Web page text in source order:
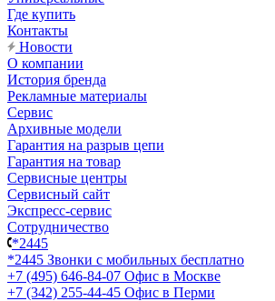
Где купить
Контакты
Новости
О компании
История бренда
Рекламные материалы
Сервис
Архивные модели
Гарантия на разрыв цепи
Гарантия на товар
Сервисные центры
Сервисный сайт
Экспресс-сервис
Сотрудничество
*2445
*2445 Звонки с мобильных бесплатно
+7 (495) 646-84-07 Офис в Москве
+7 (342) 255-44-45 Офис в Перми